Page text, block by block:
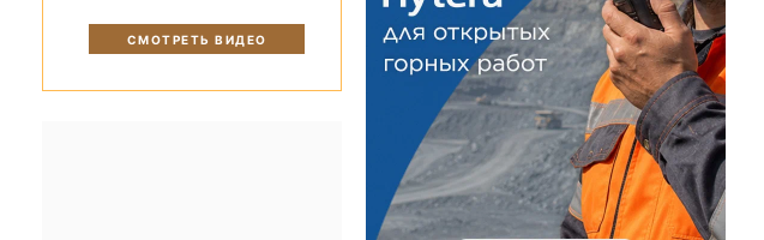
MiningWorld Russia 2025
Уголь России и Майнинг 2025
Рудник 2024 | Обзор выставки
В помощь шахтёру 2024
Уголь России и Майнинг 2024
СМОТРЕТЬ ВИДЕО